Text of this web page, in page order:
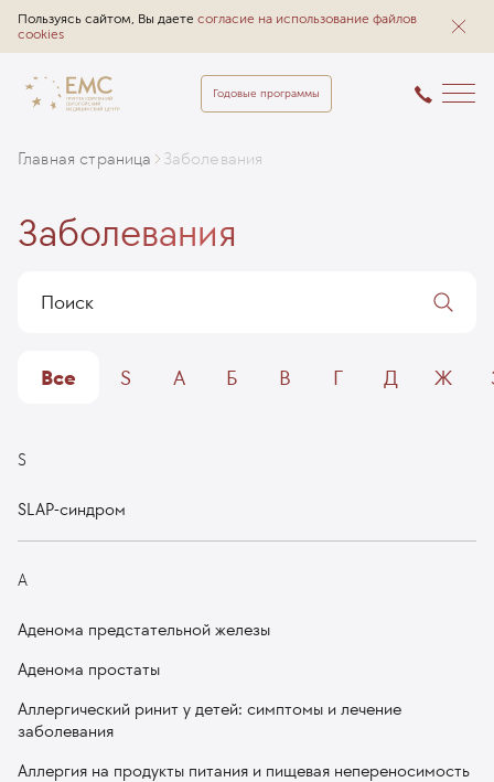
Пользуясь сайтом, Вы даете согласие на использование файлов
cookies
Годовые программы
Главная страница Заболевания
Заболевания
Все S А Б В Г Д Ж
S
SLAP-синдром
А
Аденома предстательной железы
Аденома простаты
Аллергический ринит у детей: симптомы и лечение
заболевания
Аллергия на продукты питания и пищевая непереносимость